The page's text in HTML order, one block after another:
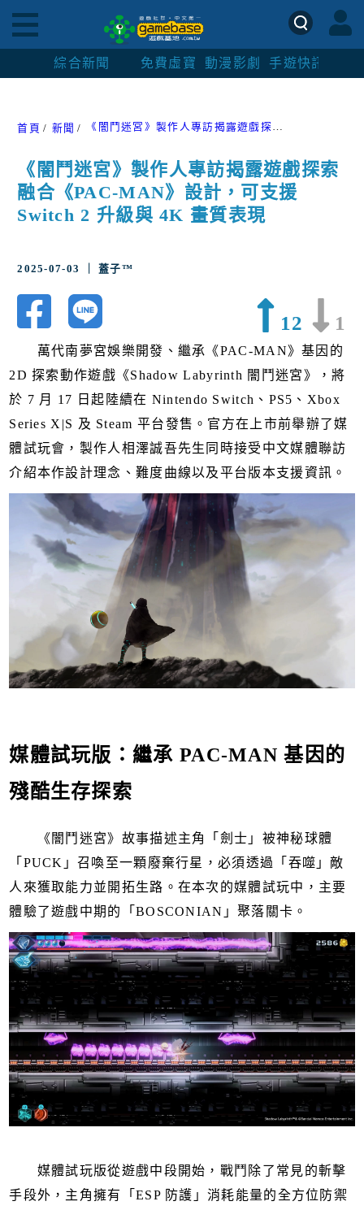
綜合新聞 免費虛寶 動漫影劇 手遊快訊
首頁 新聞 《闇鬥迷宮》製作人專訪揭露遊戲探索融合《PAC-MAN》設計，可支援 Switch 2 升級與 4K 畫質表現
《闇鬥迷宮》製作人專訪揭露遊戲探索
融合《PAC-MAN》設計，可支援
Switch 2 升級與 4K 畫質表現
2025-07-03 ｜ 蓋子™
12 1
萬代南夢宮娛樂開發、繼承《PAC-MAN》基因的
2D 探索動作遊戲《Shadow Labyrinth 闇鬥迷宮》，將
於 7 月 17 日起陸續在 Nintendo Switch、PS5、Xbox
Series X|S 及 Steam 平台發售。官方在上市前舉辦了媒
體試玩會，製作人相澤誠吾先生同時接受中文媒體聯訪
介紹本作設計理念、難度曲線以及平台版本支援資訊。
媒體試玩版：繼承 PAC-MAN 基因的
殘酷生存探索
《闇鬥迷宮》故事描述主角「劍士」被神秘球體
「PUCK」召喚至一顆廢棄行星，必須透過「吞噬」敵
人來獲取能力並開拓生路。在本次的媒體試玩中，主要
體驗了遊戲中期的「BOSCONIAN」聚落關卡。
媒體試玩版從遊戲中段開始，戰鬥除了常見的斬擊
手段外，主角擁有「ESP 防護」消耗能量的全方位防禦